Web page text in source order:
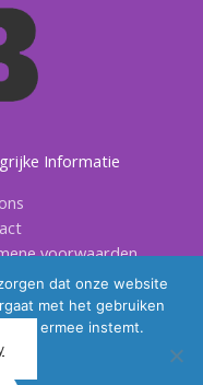
Informatie
voorwaarden
voorwaarden
dat onze website
met het gebruiken
dat ermee instemt.